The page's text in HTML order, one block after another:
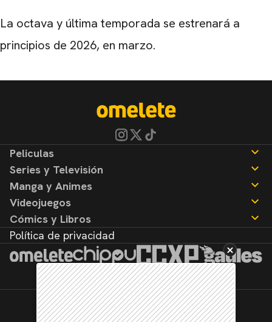
La octava y última temporada se estrenará a
principios de 2026, en marzo.
Peliculas
Noticias
Reseñas
Series y Televisión
Noticias
Reseñas
Manga y Animes
Noticias
Reseñas
Videojuegos
Noticias
Reseñas
Cómics y Libros
Noticias
Reseñas
Política de privacidad
©2026. Todos los derechos reservados.